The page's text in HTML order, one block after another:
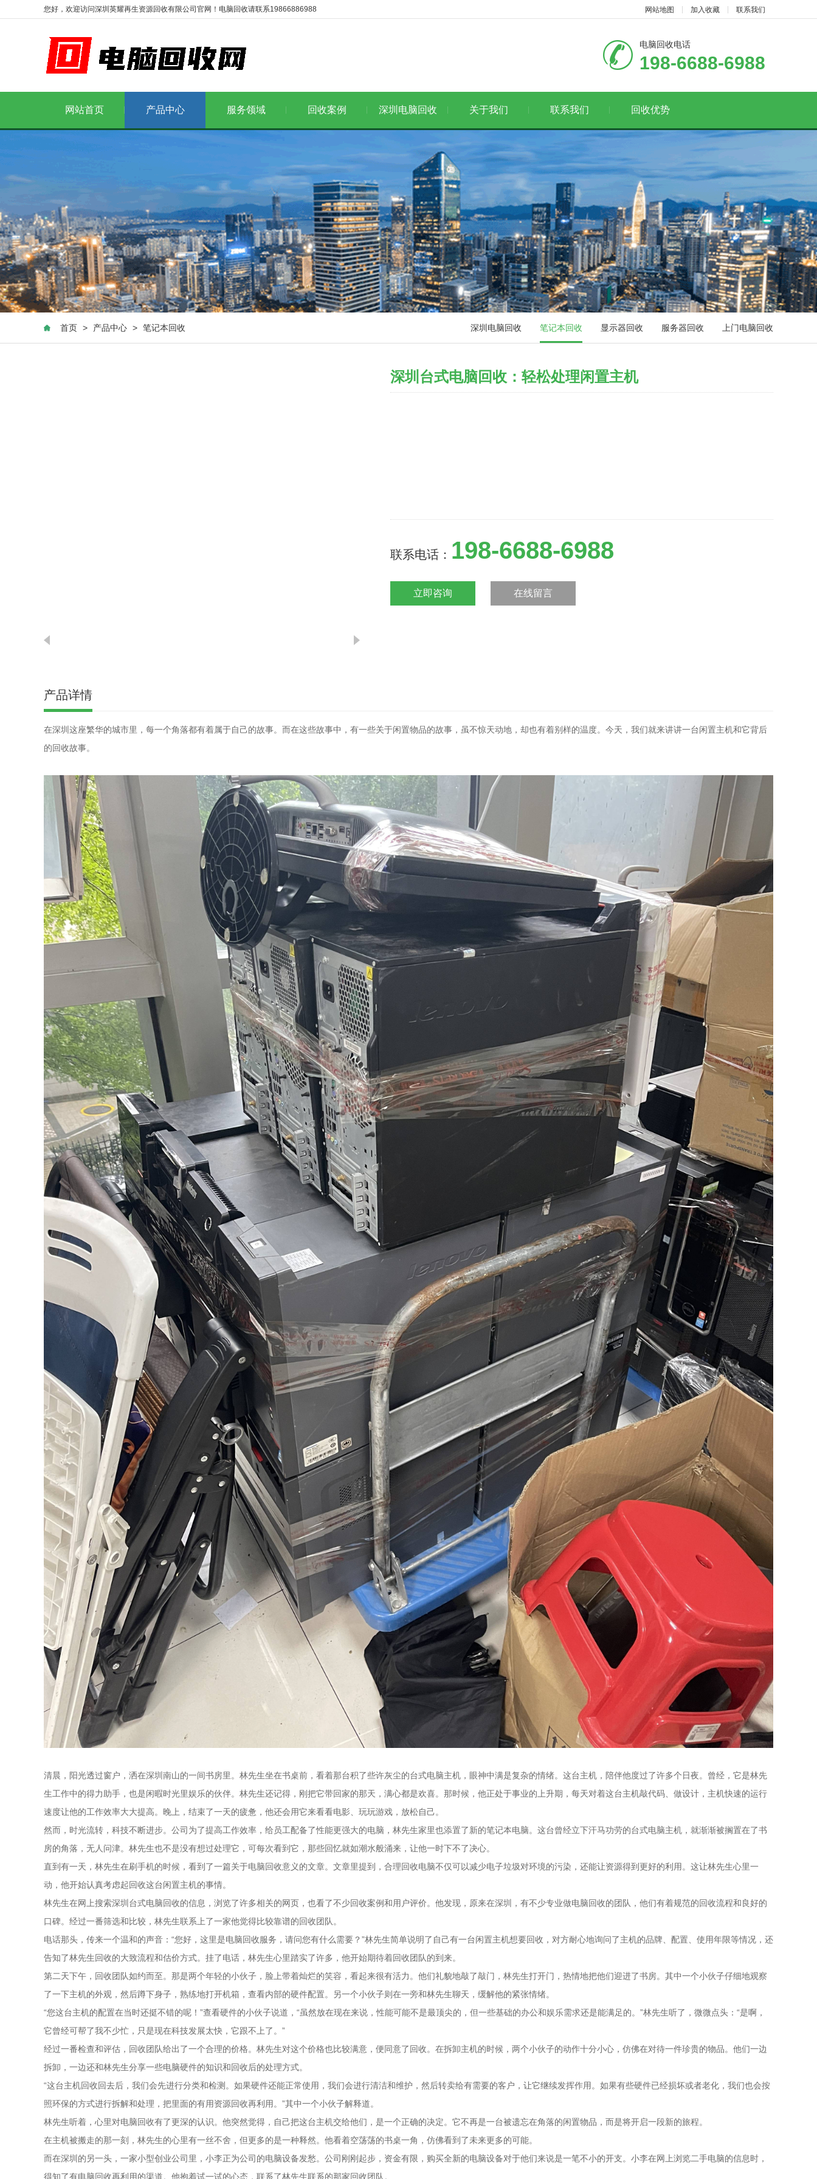
您好，欢迎访问深圳英耀再生资源回收有限公司官网！电脑回收请联系19866886988 网站地图 加入收藏 联系我们
电脑回收电话
198-6688-6988
网站首页 产品中心 服务领域 回收案例 深圳电脑回收 关于我们 联系我们 回收优势
首页 > 产品中心 > 笔记本回收 深圳电脑回收 笔记本回收 显示器回收 服务器回收 上门电脑回收
深圳台式电脑回收：轻松处理闲置主机
联系电话： 198-6688-6988
立即咨询 在线留言
产品详情
在深圳这座繁华的城市里，每一个角落都有着属于自己的故事。而在这些故事中，有一些关于闲置物品的故事，虽不惊天动地，却也有着别样的温度。今天，我们就来讲讲一台闲置主机和它背后
的回收故事。
清晨，阳光透过窗户，洒在深圳南山的一间书房里。林先生坐在书桌前，看着那台积了些许灰尘的台式电脑主机，眼神中满是复杂的情绪。这台主机，陪伴他度过了许多个日夜。曾经，它是林先
生工作中的得力助手，也是闲暇时光里娱乐的伙伴。林先生还记得，刚把它带回家的那天，满心都是欢喜。那时候，他正处于事业的上升期，每天对着这台主机敲代码、做设计，主机快速的运行
速度让他的工作效率大大提高。晚上，结束了一天的疲惫，他还会用它来看看电影、玩玩游戏，放松自己。
然而，时光流转，科技不断进步。公司为了提高工作效率，给员工配备了性能更强大的电脑，林先生家里也添置了新的笔记本电脑。这台曾经立下汗马功劳的台式电脑主机，就渐渐被搁置在了书
房的角落，无人问津。林先生也不是没有想过处理它，可每次看到它，那些回忆就如潮水般涌来，让他一时下不了决心。
直到有一天，林先生在刷手机的时候，看到了一篇关于电脑回收意义的文章。文章里提到，合理回收电脑不仅可以减少电子垃圾对环境的污染，还能让资源得到更好的利用。这让林先生心里一
动，他开始认真考虑起回收这台闲置主机的事情。
林先生在网上搜索深圳台式电脑回收的信息，浏览了许多相关的网页，也看了不少回收案例和用户评价。他发现，原来在深圳，有不少专业做电脑回收的团队，他们有着规范的回收流程和良好的
口碑。经过一番筛选和比较，林先生联系上了一家他觉得比较靠谱的回收团队。
电话那头，传来一个温和的声音：“您好，这里是电脑回收服务，请问您有什么需要？”林先生简单说明了自己有一台闲置主机想要回收，对方耐心地询问了主机的品牌、配置、使用年限等情况，还
告知了林先生回收的大致流程和估价方式。挂了电话，林先生心里踏实了许多，他开始期待着回收团队的到来。
第二天下午，回收团队如约而至。那是两个年轻的小伙子，脸上带着灿烂的笑容，看起来很有活力。他们礼貌地敲了敲门，林先生打开门，热情地把他们迎进了书房。其中一个小伙子仔细地观察
了一下主机的外观，然后蹲下身子，熟练地打开机箱，查看内部的硬件配置。另一个小伙子则在一旁和林先生聊天，缓解他的紧张情绪。
“您这台主机的配置在当时还挺不错的呢！”查看硬件的小伙子说道，“虽然放在现在来说，性能可能不是最顶尖的，但一些基础的办公和娱乐需求还是能满足的。”林先生听了，微微点头：“是啊，
它曾经可帮了我不少忙，只是现在科技发展太快，它跟不上了。”
经过一番检查和评估，回收团队给出了一个合理的价格。林先生对这个价格也比较满意，便同意了回收。在拆卸主机的时候，两个小伙子的动作十分小心，仿佛在对待一件珍贵的物品。他们一边
拆卸，一边还和林先生分享一些电脑硬件的知识和回收后的处理方式。
“这台主机回收回去后，我们会先进行分类和检测。如果硬件还能正常使用，我们会进行清洁和维护，然后转卖给有需要的客户，让它继续发挥作用。如果有些硬件已经损坏或者老化，我们也会按
照环保的方式进行拆解和处理，把里面的有用资源回收再利用。”其中一个小伙子解释道。
林先生听着，心里对电脑回收有了更深的认识。他突然觉得，自己把这台主机交给他们，是一个正确的决定。它不再是一台被遗忘在角落的闲置物品，而是将开启一段新的旅程。
在主机被搬走的那一刻，林先生的心里有一丝不舍，但更多的是一种释然。他看着空荡荡的书桌一角，仿佛看到了未来更多的可能。
而在深圳的另一头，一家小型创业公司里，小李正为公司的电脑设备发愁。公司刚刚起步，资金有限，购买全新的电脑设备对于他们来说是一笔不小的开支。小李在网上浏览二手电脑的信息时，
得知了有电脑回收再利用的渠道。他抱着试一试的心态，联系了林先生联系的那家回收团队。